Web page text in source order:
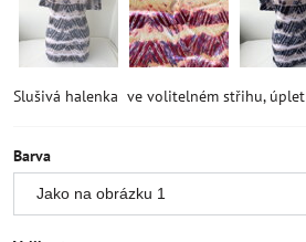
Slušivá halenka ve volitelném střihu, úplet
Barva